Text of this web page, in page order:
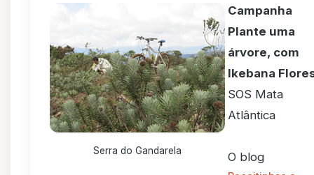
Serra do Gandarela
Campanha
Plante uma
árvore, com
Ikebana
SOS Mata
Atlântica
O blog